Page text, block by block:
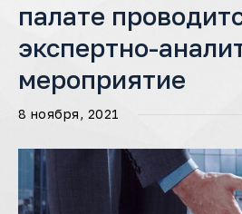
палате
экспертно-
мероприятие
8 ноября, 2021